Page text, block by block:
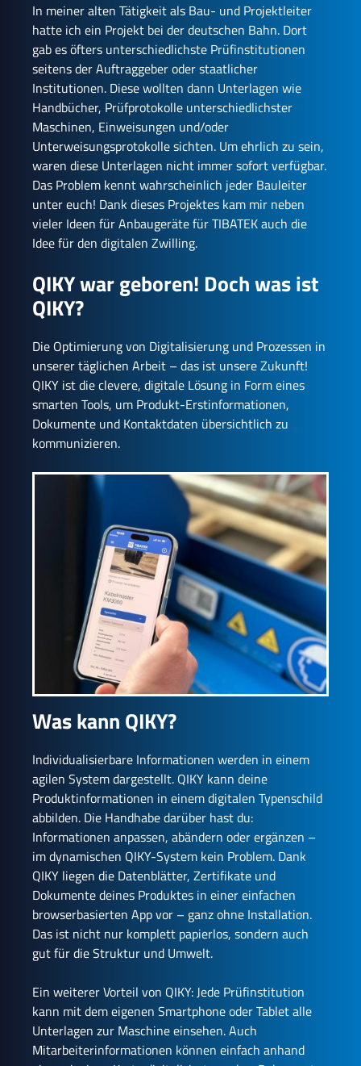
In meiner alten Tätigkeit als Bau- und Projektleiter
hatte ich ein Projekt bei der deutschen Bahn. Dort
gab es öfters unterschiedlichste Prüfinstitutionen
seitens der Auftraggeber oder staatlicher
Institutionen. Diese wollten dann Unterlagen wie
Handbücher, Prüfprotokolle unterschiedlichster
Maschinen, Einweisungen und/oder
Unterweisungsprotokolle sichten. Um ehrlich zu sein,
waren diese Unterlagen nicht immer sofort verfügbar.
Das Problem kennt wahrscheinlich jeder Bauleiter
unter euch! Dank dieses Projektes kam mir neben
vieler Ideen für Anbaugeräte für TIBATEK auch die
Idee für den digitalen Zwilling.
QIKY war geboren! Doch was ist
QIKY?
Die Optimierung von Digitalisierung und Prozessen in
unserer täglichen Arbeit – das ist unsere Zukunft!
QIKY ist die clevere, digitale Lösung in Form eines
smarten Tools, um Produkt-Erstinformationen,
Dokumente und Kontaktdaten übersichtlich zu
kommunizieren.
Was kann QIKY?
Individualisierbare Informationen werden in einem
agilen System dargestellt. QIKY kann deine
Produktinformationen in einem digitalen Typenschild
abbilden. Die Handhabe darüber hast du:
Informationen anpassen, abändern oder ergänzen –
im dynamischen QIKY-System kein Problem. Dank
QIKY liegen die Datenblätter, Zertifikate und
Dokumente deines Produktes in einer einfachen
browserbasierten App vor – ganz ohne Installation.
Das ist nicht nur komplett papierlos, sondern auch
gut für die Struktur und Umwelt.
Ein weiterer Vorteil von QIKY: Jede Prüfinstitution
kann mit dem eigenen Smartphone oder Tablet alle
Unterlagen zur Maschine einsehen. Auch
Mitarbeiterinformationen können einfach anhand